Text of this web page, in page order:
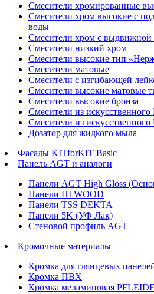
Смесители хромированные
Смесители хром высокие с
воды
Смесители хром с выдвижной
Смесители низкий хром
Смесители высокие тип
Смесители матовые
Смесители с изгибающей
Смесители высокие матовые
Смесители высокие бронза
Смесители из искусственного
Смесители из
Дозатор для жидкого мыла
Фасады KITforKIT Basic
Панель AGT и аналоги
Панели AGT High Gloss
Панели HI WOOD
Панели TSS DEKTA
Панели 5K (УФ Лак)
Стеновой профиль AGT
Кромочные материалы
Кромка для глянцевых
Кромка ПВХ
Кромка меламиновая